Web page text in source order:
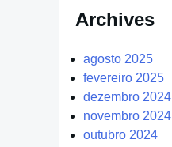
Archives
agosto 2025
fevereiro 2025
dezembro 2024
novembro 2024
outubro 2024